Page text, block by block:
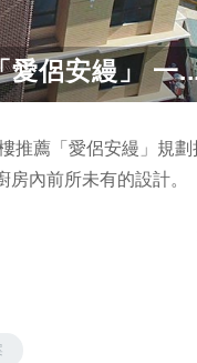
愛侶安縵」 一
推薦「愛侶安縵」規劃
內前所未有的設計。